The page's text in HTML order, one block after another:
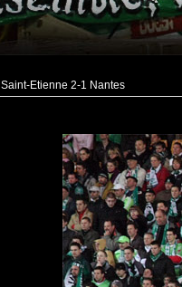
Saint-Etienne 2-1 Nantes